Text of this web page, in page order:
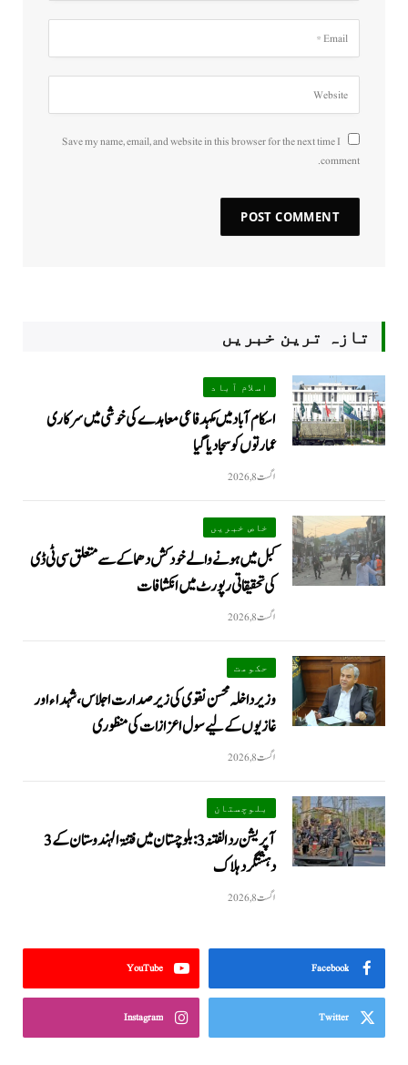
Save my name, email, and website in this browser for the next time I
comment.
تازہ ترین خبریں
اسلام آباد
اسکام آباد میں مکہدفاعی معاہدے کی خوشی میں سرکاری
عمارتوں کو سجا دیا گیا
اگست 8, 2026
خاص خبریں
کبل میں ہونے والے خودکش دھماکے سے متعلق سی ٹی ڈی
کی تحقیقاتی رپورٹ میں انکشافات
اگست 8, 2026
حکومت
وزیرداخلہ محسن نقوی کی زیر صدارت اجلاس، شہداء اور
غازیوں کے لیے سول اعزازات کی منظوری
اگست 8, 2026
بلوچستان
آپریشن رد الفتنہ 3: بلوچستان میں فتنۃ الہندوستان کے 3
دہشتگرد ہلاک
اگست 8, 2026
Facebook
YouTube
Twitter
Instagram